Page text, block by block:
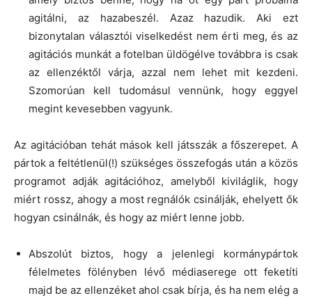
agitálni, az hazabeszél. Azaz hazudik. Aki ezt
bizonytalan választói viselkedést nem érti meg, és az
agitációs munkát a fotelban üldögélve továbbra is csak
az ellenzéktől várja, azzal nem lehet mit kezdeni.
Szomorúan kell tudomásul vennünk, hogy eggyel
megint kevesebben vagyunk.
Az agitációban tehát mások kell játsszák a főszerepet. A
pártok a feltétlenül(!) szükséges összefogás után a közös
programot adják agitációhoz, amelyből kiviláglik, hogy
miért rossz, ahogy a most regnálók csinálják, ehelyett ők
hogyan csinálnák, és hogy az miért lenne jobb.
Abszolút biztos, hogy a jelenlegi kormánypártok
félelmetes fölényben lévő médiaserege ott feketíti
majd be az ellenzéket ahol csak bírja, és ha nem elég a